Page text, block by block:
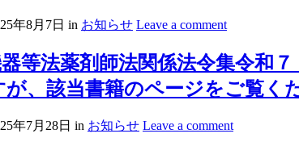
年8月7日 in お知らせ Leave a comment
器等法薬剤師法関係法令集令和
、該当書籍のページをご覧く
年7月28日 in お知らせ Leave a comment